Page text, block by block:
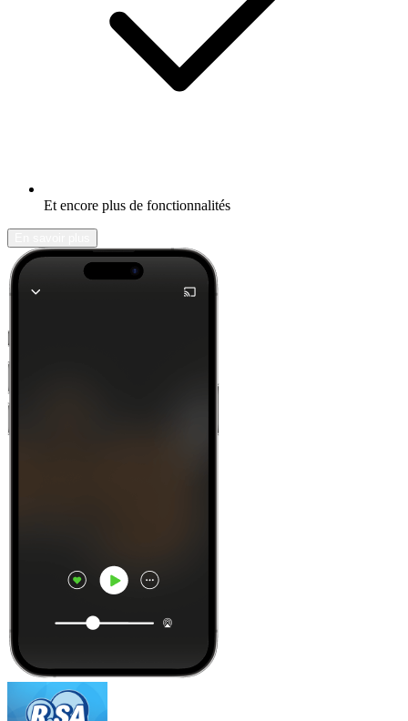
Et encore plus de fonctionnalités